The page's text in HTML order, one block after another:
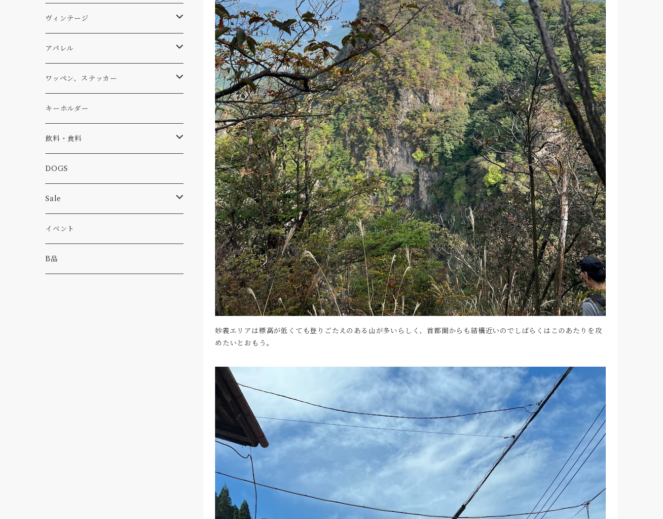
妙義エリアは標高が低くても登りごたえのある山が多いらしく、首都圏からも結構近いのでしばらくはこのあたりを攻
めたいとおもう。
パンツ
パーカー・トレーナー
アウター
コラボ
食品
アメリカ軍払い下げ
...mura
小物
ヘルメット
スリーピング
小物
コーヒー
焚き火
スキー
ステッカー
ワッペン
小物
ヴィンテージ
ワッペン
ステッカー
小物
バイク
カー
アパレル
Tシャツ
キャップ、ニット
バッグ
小物
パンツ
パーカー・トレーナー
ワッペン、ステッカー
ワッペン
ステッカー
ピン
キーホルダー
飲料・食料
コーヒー
食べ物
DOGS
Sale
カー
キャンプ
イベント
B品